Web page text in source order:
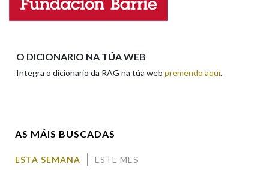
Marcas gramaticais
Pertence a
O DICIONARIO NA TÚA WEB
Integra o dicionario da RAG na túa web premendo aquí.
AS MÁIS BUSCADAS
ESTA SEMANA ESTE MES